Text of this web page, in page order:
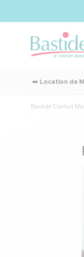
➡️ Location de
Bastide Confort